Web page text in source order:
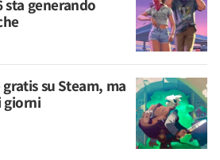
sta generando
su Steam, ma
giorni